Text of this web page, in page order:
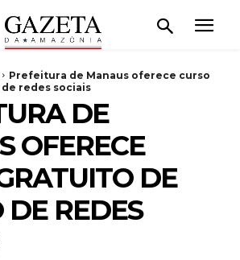
Prefeitura de Manaus oferece curso
redes sociais
DE
OFERECE
DE
DE REDES